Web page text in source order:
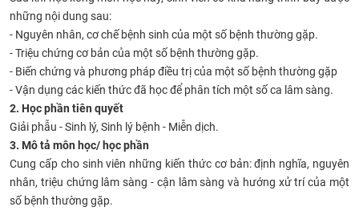
những nội dung sau:
- Nguyên nhân, cơ chế bệnh sinh của một số bệnh thường gặp.
- Triệu chứng cơ bản của một số bệnh thường gặp.
- Biến chứng và phương pháp điều trị của một số bệnh thường gặp
- Vận dụng các kiến thức đã học để phân tích một số ca lâm sàng.
2. Học phần tiên quyết
Giải phẫu - Sinh lý, Sinh lý bệnh - Miễn dịch.
3. Mô tả môn học/ học phần
Cung cấp cho sinh viên những kiến thức cơ bản: định nghĩa, nguyên
nhân, triệu chứng lâm sàng - cận lâm sàng và hướng xử trí của một
số bệnh thường gặp.